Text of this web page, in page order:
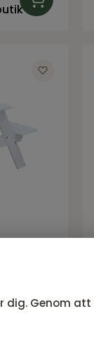
dig. Genom att
Garden